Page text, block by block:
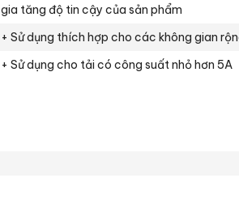
gia tăng độ tin cậy của sản phẩm
+ Sử dụng thích hợp cho các không gian
+ Sử dụng cho tải có công suất nhỏ hơn 5A